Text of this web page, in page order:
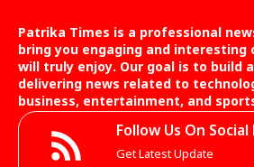
Patrika Times is a professional
bring you engaging and
will truly enjoy. Our goal is to build
delivering news related to
business, entertainment, and
Follow Us On
Get Latest Update